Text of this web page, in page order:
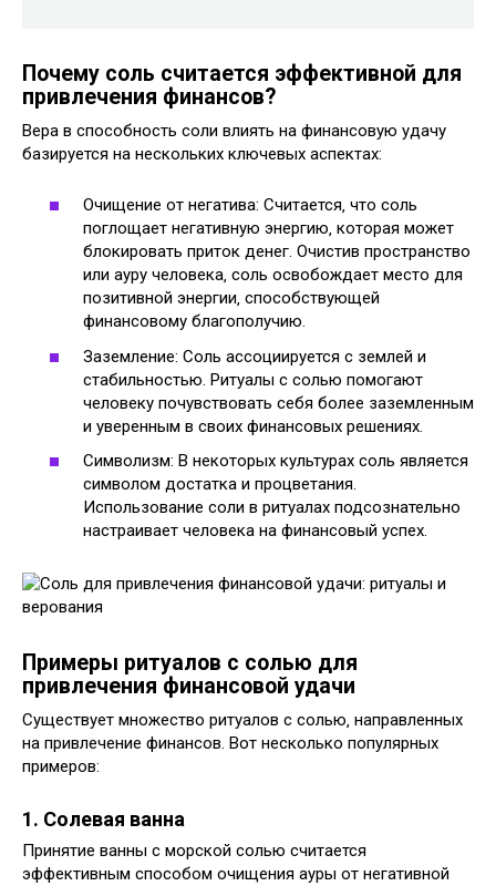
Почему соль считается эффективной для
привлечения финансов?
Вера в способность соли влиять на финансовую удачу
базируется на нескольких ключевых аспектах:
Очищение от негатива: Считается‚ что соль
поглощает негативную энергию‚ которая может
блокировать приток денег. Очистив пространство
или ауру человека‚ соль освобождает место для
позитивной энергии‚ способствующей
финансовому благополучию.
Заземление: Соль ассоциируется с землей и
стабильностью. Ритуалы с солью помогают
человеку почувствовать себя более заземленным
и уверенным в своих финансовых решениях.
Символизм: В некоторых культурах соль является
символом достатка и процветания.
Использование соли в ритуалах подсознательно
настраивает человека на финансовый успех.
Примеры ритуалов с солью для
привлечения финансовой удачи
Существует множество ритуалов с солью‚ направленных
на привлечение финансов. Вот несколько популярных
примеров:
1. Солевая ванна
Принятие ванны с морской солью считается
эффективным способом очищения ауры от негативной